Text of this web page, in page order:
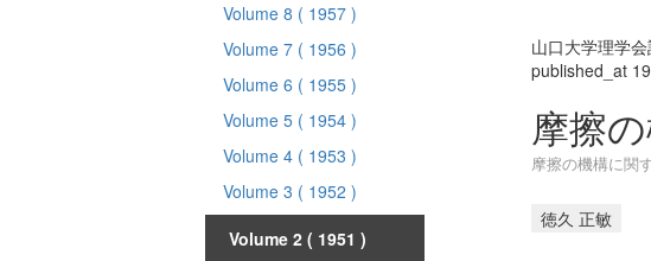
Volume 8 ( 1957 )
Volume 7 ( 1956 )
Volume 6 ( 1955 )
Volume 5 ( 1954 )
Volume 4 ( 1953 )
Volume 3 ( 1952 )
Volume 2 ( 1951 )
山口大学理学
published_at
摩擦
摩擦の機構に関
徳久 正敏